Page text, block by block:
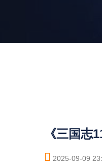
《三国志
2025-09-09